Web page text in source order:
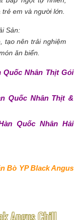
em và người lớn.
Sản:
tạo nên trải nghiệm
ăn biển.
Quốc Nhân Thịt Gói
Quốc Nhân Thịt &
Quốc Nhân Hải
Bò YP Black Angus